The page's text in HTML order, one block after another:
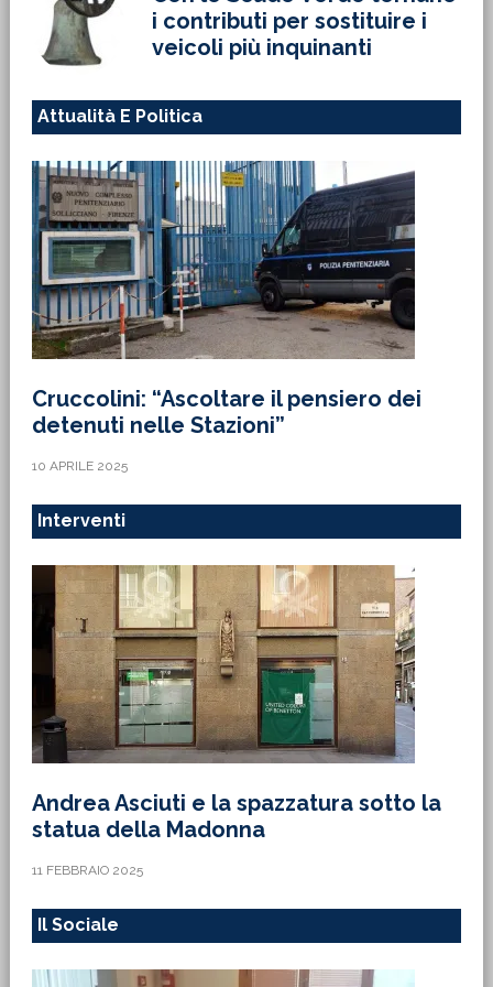
i contributi per sostituire i
veicoli più inquinanti
Attualità E Politica
Cruccolini: “Ascoltare il pensiero dei
detenuti nelle Stazioni”
10 APRILE 2025
Interventi
Andrea Asciuti e la spazzatura sotto la
statua della Madonna
11 FEBBRAIO 2025
Il Sociale